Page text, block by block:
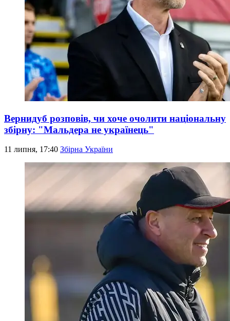
Вернидуб розповів, чи хоче очолити національну
збірну: "Мальдера не українець"
11 липня, 17:40 Збірна України